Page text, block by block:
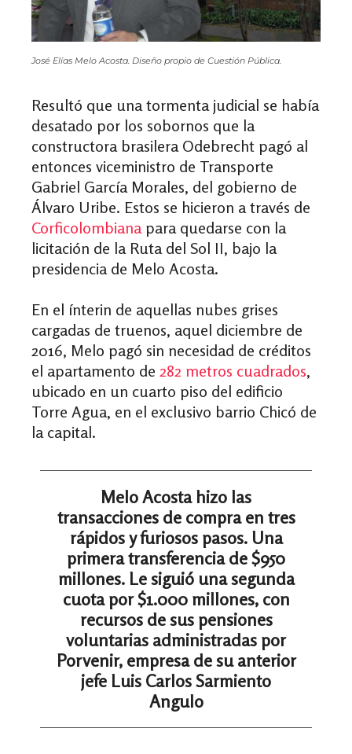
José Elías Melo Acosta. Diseño propio de Cuestión Pública.
Resultó que una tormenta judicial se había
desatado por los sobornos que la
constructora brasilera Odebrecht pagó al
entonces viceministro de Transporte
Gabriel García Morales, del gobierno de
Álvaro Uribe. Estos se hicieron a través de
Corficolombiana para quedarse con la
licitación de la Ruta del Sol II, bajo la
presidencia de Melo Acosta.
En el ínterin de aquellas nubes grises
cargadas de truenos, aquel diciembre de
2016, Melo pagó sin necesidad de créditos
el apartamento de 282 metros cuadrados,
ubicado en un cuarto piso del edificio
Torre Agua, en el exclusivo barrio Chicó de
la capital.
Melo Acosta hizo las
transacciones de compra en tres
rápidos y furiosos pasos. Una
primera transferencia de $950
millones. Le siguió una segunda
cuota por $1.000 millones, con
recursos de sus pensiones
voluntarias administradas por
Porvenir, empresa de su anterior
jefe Luis Carlos Sarmiento
Angulo